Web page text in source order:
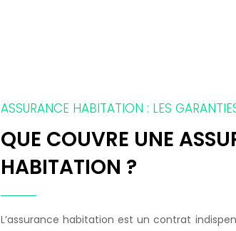
ASSURANCE HABITATION : LES
QUE COUVRE UNE
HABITATION ?
L’assurance habitation est un contrat